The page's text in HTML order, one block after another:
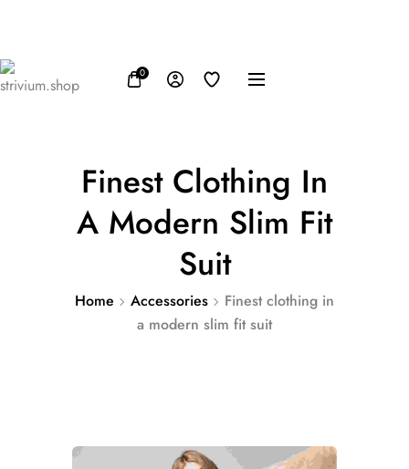
0
Finest Clothing In
A Modern Slim Fit
Suit
Home Accessories
Finest clothing in
a modern slim fit suit